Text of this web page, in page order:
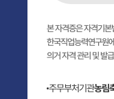
본 자격증은 자격기
한국직업능력연구원
의거 자격 관리 및 발
주무부처기관농림